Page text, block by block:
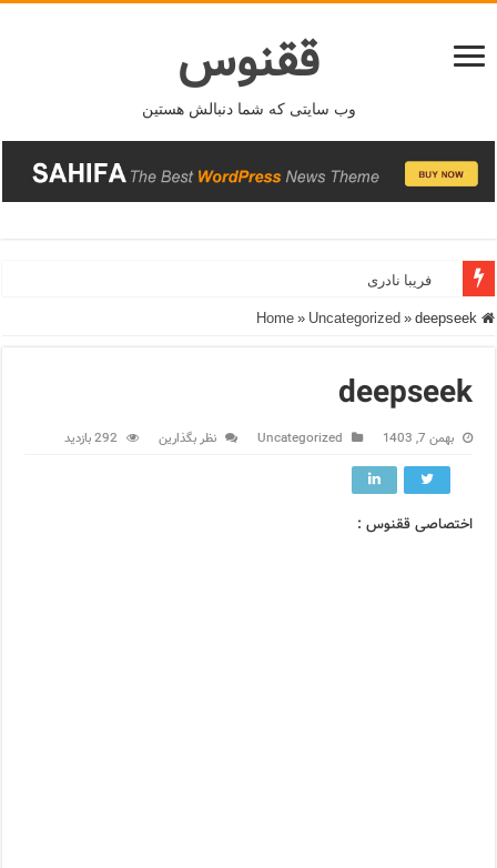
ققنوس
وب سایتی که شما دنبالش هستین
فریبا نادری
Home
» Uncategorized » deepseek
deepseek
بهمن 7, 1403 Uncategorized نظر بگذارین 292 بازدید
اختصاصی ققنوس :